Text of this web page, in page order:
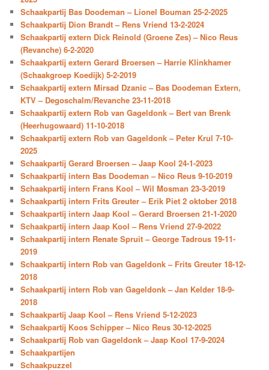
Schaakpartij Bas Doodeman – Lionel Bouman 25-2-2025
Schaakpartij Dion Brandt – Rens Vriend 13-2-2024
Schaakpartij extern Dick Reinold (Groene Zes) – Nico Reus
(Revanche) 6-2-2020
Schaakpartij extern Gerard Broersen – Harrie Klinkhamer
(Schaakgroep Koedijk) 5-2-2019
Schaakpartij extern Mirsad Dzanic – Bas Doodeman Extern,
KTV – Degoschalm/Revanche 23-11-2018
Schaakpartij extern Rob van Gageldonk – Bert van Brenk
(Heerhugowaard) 11-10-2018
Schaakpartij extern Rob van Gageldonk – Peter Krul 7-10-
2025
Schaakpartij Gerard Broersen – Jaap Kool 24-1-2023
Schaakpartij intern Bas Doodeman – Nico Reus 9-10-2019
Schaakpartij intern Frans Kool – Wil Mosman 23-3-2019
Schaakpartij intern Frits Greuter – Erik Piet 2 oktober 2018
Schaakpartij intern Jaap Kool – Gerard Broersen 21-1-2020
Schaakpartij intern Jaap Kool – Rens Vriend 27-9-2022
Schaakpartij intern Renate Spruit – George Tadrous 19-11-
2019
Schaakpartij intern Rob van Gageldonk – Frits Greuter 18-12-
2018
Schaakpartij intern Rob van Gageldonk – Jan Kelder 18-9-
2018
Schaakpartij Jaap Kool – Rens Vriend 5-12-2023
Schaakpartij Koos Schipper – Nico Reus 30-12-2025
Schaakpartij Rob van Gageldonk – Jaap Kool 17-9-2024
Schaakpartijen
Schaakpuzzel